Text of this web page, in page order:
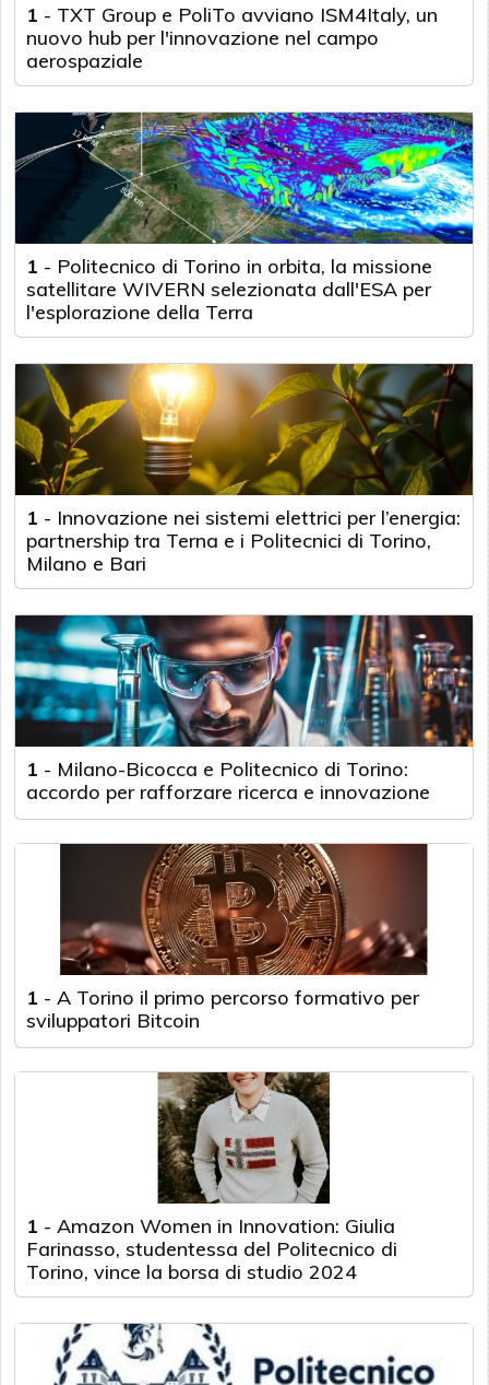
1 - TXT Group e PoliTo avviano ISM4Italy, un
nuovo hub per l'innovazione nel campo
aerospaziale
1 - Politecnico di Torino in orbita, la missione
satellitare WIVERN selezionata dall'ESA per
l'esplorazione della Terra
1 - Innovazione nei sistemi elettrici per l’energia:
partnership tra Terna e i Politecnici di Torino,
Milano e Bari
1 - Milano-Bicocca e Politecnico di Torino:
accordo per rafforzare ricerca e innovazione
1 - A Torino il primo percorso formativo per
sviluppatori Bitcoin
1 - Amazon Women in Innovation: Giulia
Farinasso, studentessa del Politecnico di
Torino, vince la borsa di studio 2024